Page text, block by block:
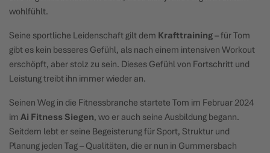
wohlfühlt.
Seine sportliche Leidenschaft gilt dem Krafttraining– für Tom
gibt es kein besseres Gefühl, als nach einem intensiven Workout
erschöpft, aber stolz zu sein. Dieses Gefühl von Fortschritt und
Leistung treibt ihn immer wieder an.
Seinen Weg in die Fitnessbranche startete Tom im Februar 2024
im Ai Fitness Siegen, wo er auch seine Ausbildung begann.
Seitdem lebt er seine Begeisterung für Sport, Struktur und
Planung jeden Tag – Qualitäten, die er nun in Gummersbach